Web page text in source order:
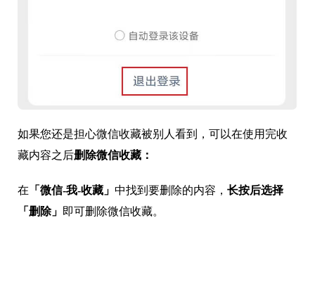
如果您还是担心微信收藏被别人看到，可以在使用完收
藏内容之后删除微信收藏 ：
在 「微信-我-收藏」 中找到要删除的内容， 长按后选择
「删除」 即可删除微信收藏。